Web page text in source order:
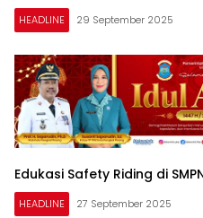
HEADLINE 29 September 2025
Edukasi Safety Riding di
HEADLINE 27 September 2025